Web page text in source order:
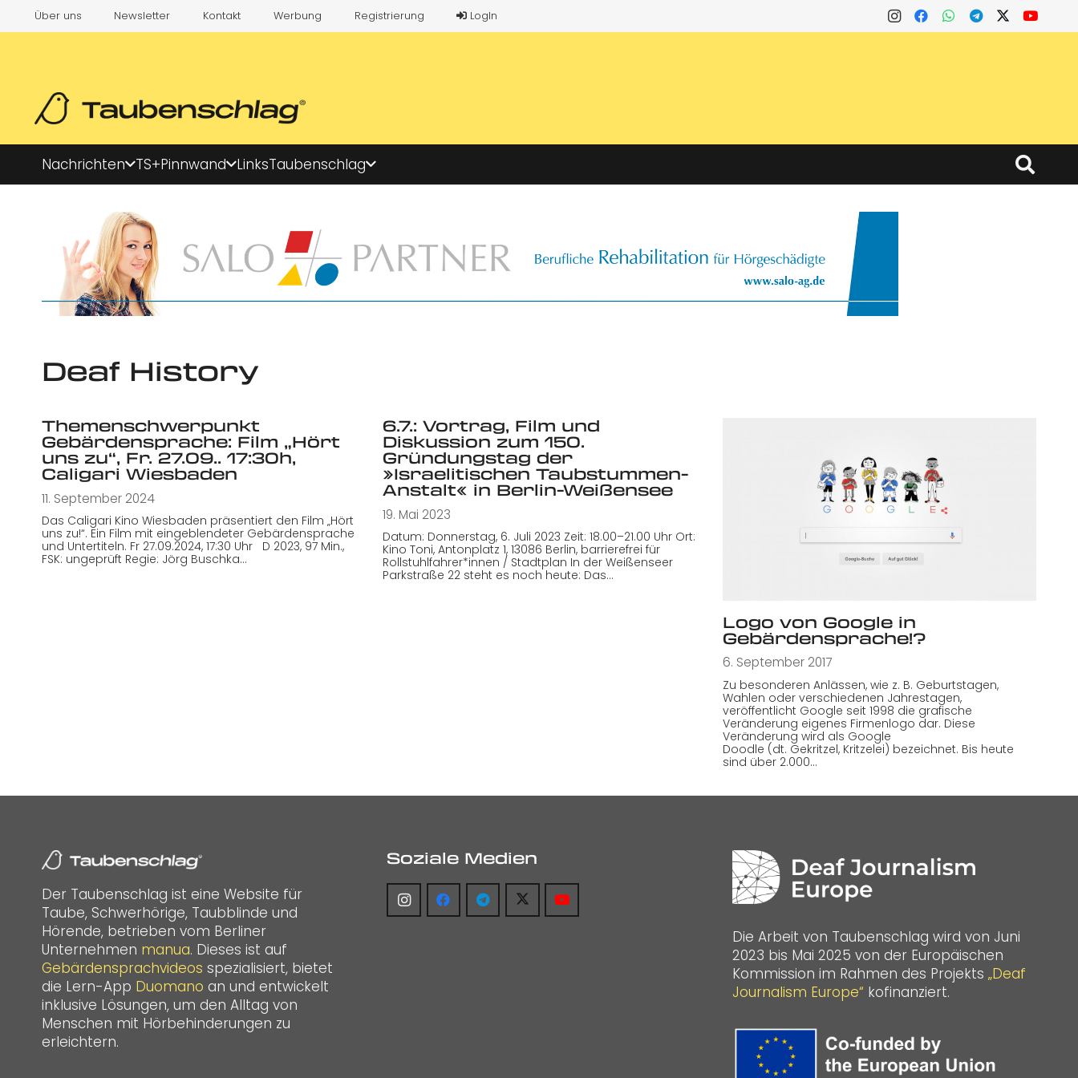
Über uns Newsletter Kontakt Werbung Registrierung LogIn
Nachrichten TS+Pinnwand LinksTaubenschlag
Deaf History
Themenschwerpunkt
Gebärdensprache: Film „Hört
uns zu“, Fr. 27.09.. 17:30h,
Caligari Wiesbaden
11. September 2024
Das Caligari Kino Wiesbaden präsentiert den Film „Hört
uns zu!“. Ein Film mit eingeblendeter Gebärdensprache
und Untertiteln. Fr 27.09.2024, 17:30 Uhr D 2023, 97 Min.,
FSK: ungeprüft Regie: Jörg Buschka…
6.7.: Vortrag, Film und
Diskussion zum 150.
Gründungstag der
»Israelitischen Taubstummen-
Anstalt« in Berlin-Weißensee
19. Mai 2023
Datum: Donnerstag, 6. Juli 2023 Zeit: 18.00–21.00 Uhr Ort:
Kino Toni, Antonplatz 1, 13086 Berlin, barrierefrei für
Rollstuhlfahrer*innen / Stadtplan In der Weißenseer
Parkstraße 22 steht es noch heute: Das…
Logo von Google in
Gebärdensprache!?
6. September 2017
Zu besonderen Anlässen, wie z. B. Geburtstagen,
Wahlen oder verschiedenen Jahrestagen,
veröffentlicht Google seit 1998 die grafische
Veränderung eigenes Firmenlogo dar. Diese
Veränderung wird als Google
Doodle (dt. Gekritzel, Kritzelei) bezeichnet. Bis heute
sind über 2.000…
Der Taubenschlag ist eine Website für
Taube, Schwerhörige, Taubblinde und
Hörende, betrieben vom Berliner
Unternehmen manua. Dieses ist auf
Gebärdensprachvideos spezialisiert, bietet
die Lern-App Duomano an und entwickelt
inklusive Lösungen, um den Alltag von
Menschen mit Hörbehinderungen zu
erleichtern.
Soziale Medien
Die Arbeit von Taubenschlag wird von Juni
2023 bis Mai 2025 von der Europäischen
Kommission im Rahmen des Projekts „Deaf
Journalism Europe“ kofinanziert.